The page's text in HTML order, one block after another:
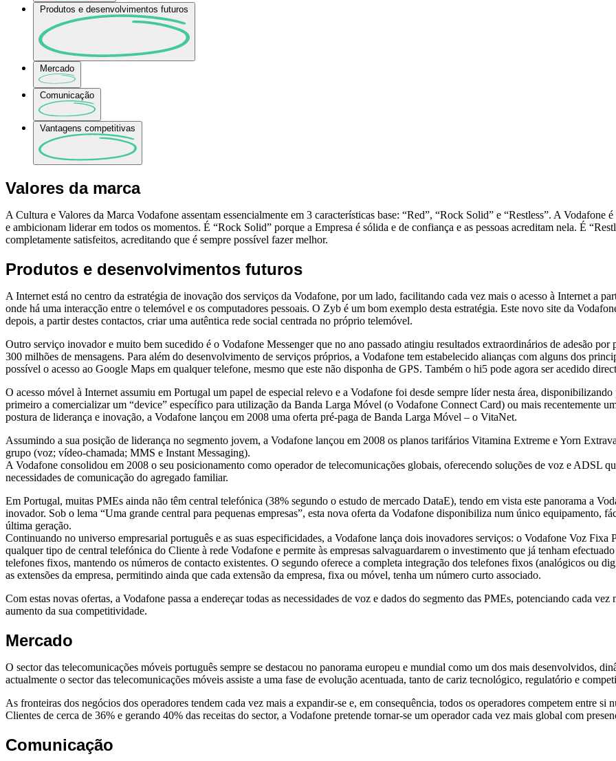
Produtos e desenvolvimentos futuros
Mercado
Comunicação
Vantagens competitivas
Valores da marca
A Cultura e Valores da Marca Vodafone assentam essencialmente em 3 características base: “Red”, “Rock Solid” e “Restless”. A
e ambicionam liderar em todos os momentos. É “Rock Solid” porque a Empresa é sólida e de confiança e as pessoas acreditam nela. É
completamente satisfeitos, acreditando que é sempre possível fazer melhor.
Produtos e desenvolvimentos futuros
A Internet está no centro da estratégia de inovação dos serviços da Vodafone, por um lado, facilitando cada vez mais o acesso à Internet a
onde há uma interacção entre o telemóvel e os computadores pessoais. O Zyb é um bom exemplo desta estratégia. Este novo site da
depois, a partir destes contactos, criar uma autêntica rede social centrada no próprio telemóvel.
Outro serviço inovador e muito bem sucedido é o Vodafone Messenger que no ano passado atingiu resultados extraordinários de adesão
300 milhões de mensagens. Para além do desenvolvimento de serviços próprios, a Vodafone tem estabelecido alianças com alguns dos
possível o acesso ao Google Maps em qualquer telefone, mesmo que este não disponha de GPS. Também o hi5 pode agora ser acedido
O acesso móvel à Internet assumiu em Portugal um papel de especial relevo e a Vodafone foi desde sempre líder nesta área,
primeiro a comercializar um “device” específico para utilização da Banda Larga Móvel (o Vodafone Connect Card) ou mais recentemente
postura de liderança e inovação, a Vodafone lançou em 2008 uma oferta pré-paga de Banda Larga Móvel – o VitaNet.
Assumindo a sua posição de liderança no segmento jovem, a Vodafone lançou em 2008 os planos tarifários Vitamina Extreme e Yorn
grupo (voz; vídeo-chamada; MMS e Instant Messaging).
A Vodafone consolidou em 2008 o seu posicionamento como operador de telecomunicações globais, oferecendo soluções de voz e ADSL
necessidades de comunicação do agregado familiar.
Em Portugal, muitas PMEs ainda não têm central telefónica (38% segundo o estudo de mercado DataE), tendo em vista este panorama a
inovador. Sob o lema “Uma grande central para pequenas empresas”, esta nova oferta da Vodafone disponibiliza num único equipamento,
última geração.
Continuando no universo empresarial português e as suas especificidades, a Vodafone lança dois inovadores serviços: o Vodafone Voz
qualquer tipo de central telefónica do Cliente à rede Vodafone e permite às empresas salvaguardarem o investimento que já tenham
telefones fixos, mantendo os números de contacto existentes. O segundo oferece a completa integração dos telefones fixos (analógicos ou
as extensões da empresa, permitindo ainda que cada extensão da empresa, fixa ou móvel, tenha um número curto associado.
Com estas novas ofertas, a Vodafone passa a endereçar todas as necessidades de voz e dados do segmento das PMEs, potenciando cada
aumento da sua competitividade.
Mercado
O sector das telecomunicações móveis português sempre se destacou no panorama europeu e mundial como um dos mais desenvolvidos,
actualmente o sector das telecomunicações móveis assiste a uma fase de evolução acentuada, tanto de cariz tecnológico, regulatório e
As fronteiras dos negócios dos operadores tendem cada vez mais a expandir-se e, em consequência, todos os operadores competem entre
Clientes de cerca de 36% e gerando 40% das receitas do sector, a Vodafone pretende tornar-se um operador cada vez mais global com
Comunicação